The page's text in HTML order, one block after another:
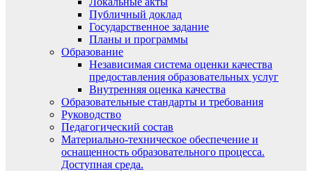
Публичный доклад
Государственное задание
Планы и программы
Образование
Независимая система оценки качества
предоставления образовательных услуг
Внутренняя оценка качества
Образовательные стандарты и требования
Руководство
Педагогический состав
Материально-техническое обеспечение и
оснащенность образовательного процесса.
Доступная среда.